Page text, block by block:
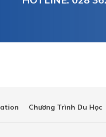
Chương Trình Du Học